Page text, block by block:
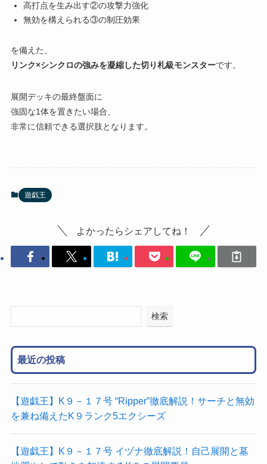
高打点を生み出す②の攻撃力強化
無効を構えられる③の制圧効果
を備えた、
リンク×シンクロの強みを凝縮した切り札級モンスターです。
展開デッキの最終盤面に
強固な1体を置きたい場合、
非常に信頼できる選択肢となります。
遊戯王
よかったらシェアしてね！
検索
最近の投稿
【遊戯王】K９－１７号 “Ripper”徹底解説！サーチと無効
を兼ね備えたK９ランク5エクシーズ
【遊戯王】K９－１７号 イヅナ徹底解説！自己展開と墓